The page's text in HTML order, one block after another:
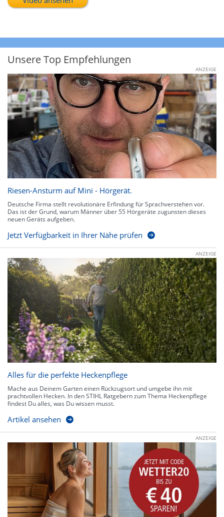
Unsere Top Empfehlungen
ANZEIGE
Riesen-Ansturm auf Mini - Hörgerät.
Deutsche Firma stellt revolutionäre Erfindung für Sprachverstehen vor.
Das ist der Grund, warum Männer über 55 Hörgeräte zugunsten dieses
neuen Geräts aufgeben.
Jetzt Verfügbarkeit in Ihrer Nähe prüfen
ANZEIGE
Alles für die perfekte Heckenpflege
Mache aus Deinem Garten einen Rückzugsort und umgebe ihn mit
prachtvollen Hecken. In den STIHL Ratgebern zum Thema Heckenpflege
findest Du alles, was Du wissen musst.
Artikel ansehen
ANZEIGE